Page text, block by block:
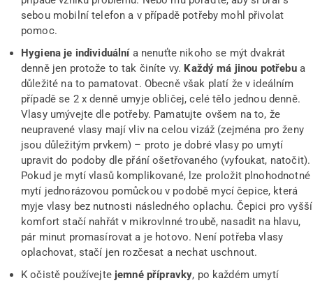
sebou mobilní telefon a v případě potřeby mohl přivolat
pomoc.
Hygiena je individuálnía nenuťte nikoho se mýt dvakrát
denně jen protože to tak činíte vy. Každý má jinou potřebua
důležité na to pamatovat. Obecně však platí že v ideálním
případě se 2 x denně umyje obličej, celé tělo jednou denně.
Vlasy umývejte dle potřeby. Pamatujte ovšem na to, že
neupravené vlasy mají vliv na celou vizáž (zejména pro ženy
jsou důležitým prvkem) – proto je dobré vlasy po umytí
upravit do podoby dle přání ošetřovaného (vyfoukat, natočit).
Pokud je mytí vlasů komplikované, lze proložit plnohodnotné
mytí jednorázovou pomůckou v podobě mycí čepice, která
myje vlasy bez nutnosti následného oplachu. Čepici pro vyšší
komfort stačí nahřát v mikrovlnné troubě, nasadit na hlavu,
pár minut promasírovat a je hotovo. Není potřeba vlasy
oplachovat, stačí jen rozčesat a nechat uschnout.
K očistě používejte jemné přípravky, po každém umytí